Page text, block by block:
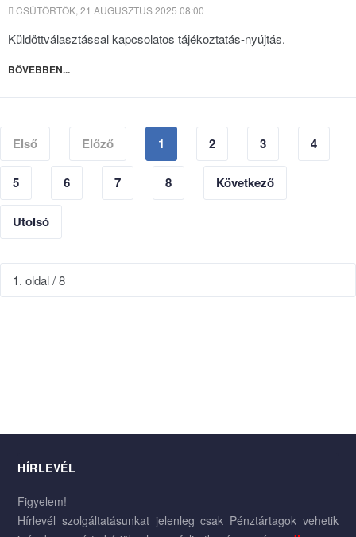
CSÜTÖRTÖK, 21 AUGUSZTUS 2025 08:00
Küldöttválasztással kapcsolatos tájékoztatás-nyújtás.
BŐVEBBEN...
Első Előző 1 2 3 4
5 6 7 8 Következő
Utolsó
1. oldal / 8
HÍRLEVÉL
Figyelem!
Hírlevél szolgáltatásunkat jelenleg csak Pénztártagok vehetik